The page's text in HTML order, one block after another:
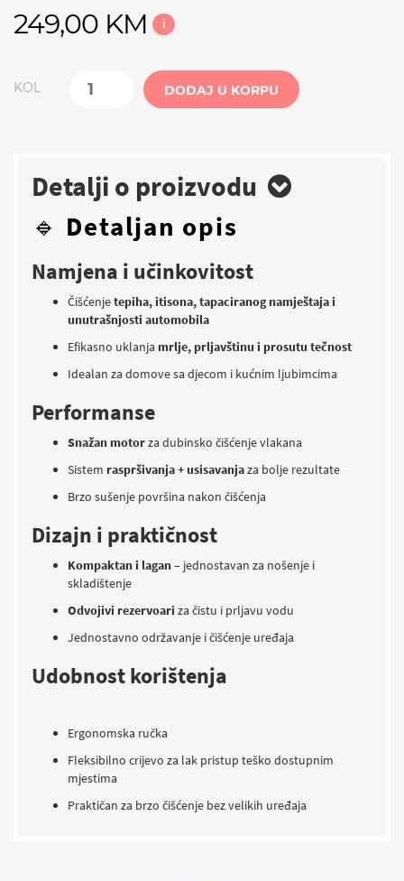
249,00 KM i
KOL DODAJ U KORPU
Detalji o proizvodu
🔹 Detaljan opis
Namjena i učinkovitost
Čišćenjetepiha, itisona, tapaciranog namještaja i
unutrašnjosti automobila
Efikasno uklanja mrlje, prljavštinu i prosutu tečnost
Idealan za domove sa djecom i kućnim ljubimcima
Performanse
Snažan motorza dubinsko čišćenje vlakana
Sistem raspršivanja + usisavanjaza bolje rezultate
Brzo sušenje površina nakon čišćenja
Dizajn i praktičnost
Kompaktan i lagan– jednostavan za nošenje i
skladištenje
Odvojivi rezervoari za čistu i prljavu vodu
Jednostavno održavanje i čišćenje uređaja
Udobnost korištenja
Ergonomska ručka
Fleksibilno crijevo za lak pristup teško dostupnim
mjestima
Praktičan za brzo čišćenje bez velikih uređaja